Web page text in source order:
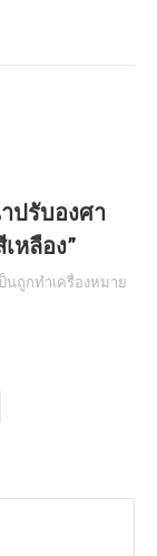
าปรับองศา
เหลือง”
นถูกทำเครื่องหมาย